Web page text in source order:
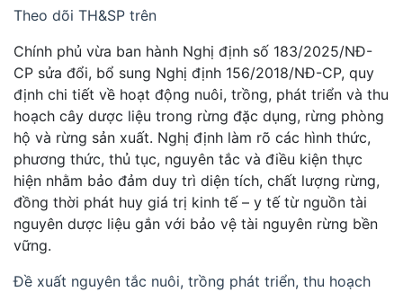
Theo dõi TH&SP trên
Chính phủ vừa ban hành Nghị định số 183/2025/NĐ-
CP sửa đổi, bổ sung Nghị định 156/2018/NĐ-CP, quy
định chi tiết về hoạt động nuôi, trồng, phát triển và thu
hoạch cây dược liệu trong rừng đặc dụng, rừng phòng
hộ và rừng sản xuất. Nghị định làm rõ các hình thức,
phương thức, thủ tục, nguyên tắc và điều kiện thực
hiện nhằm bảo đảm duy trì diện tích, chất lượng rừng,
đồng thời phát huy giá trị kinh tế – y tế từ nguồn tài
nguyên dược liệu gắn với bảo vệ tài nguyên rừng bền
vững.
Đề xuất nguyên tắc nuôi, trồng phát triển, thu hoạch